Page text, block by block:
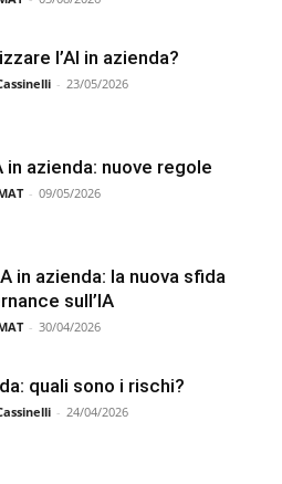
l’AI in azienda?
- 23/05/2026
in azienda: nuove regole
- 09/05/2026
in azienda: la nuova sfida
sull’IA
- 30/04/2026
quali sono i rischi?
- 24/04/2026